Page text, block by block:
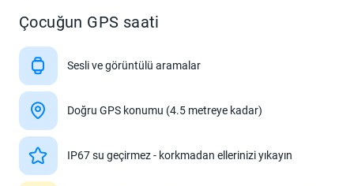
Çocuğun GPS saati
Sesli ve görüntülü aramalar
Doğru GPS konumu (4.5 metreye kadar)
IP67 su geçirmez - korkmadan ellerinizi yıkayın